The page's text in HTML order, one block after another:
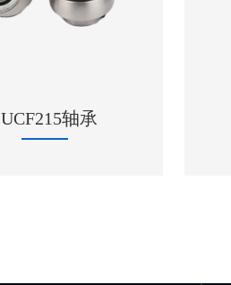
51210 进口NSK轴承